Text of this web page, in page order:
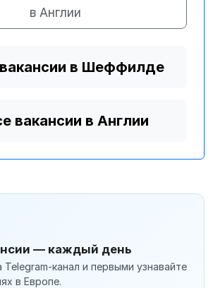
в Англии
в Шеффилде
вакансии в Англии
— каждый день
канал и первыми узнавайте
в Европе.